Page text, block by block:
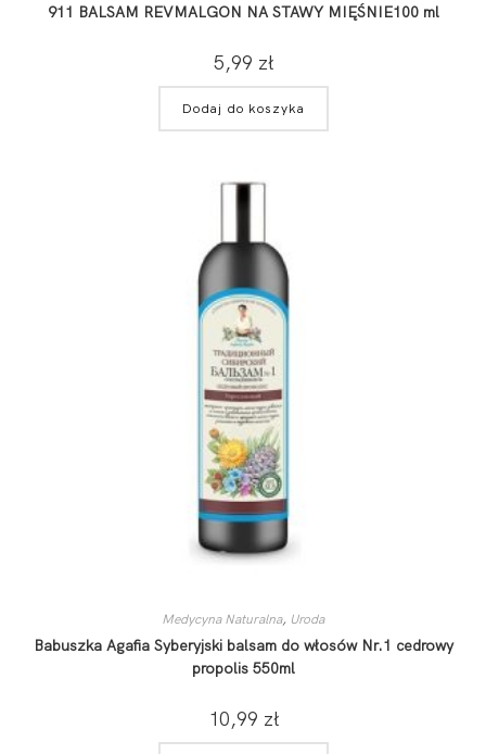
911 BALSAM REVMALGON NA STAWY MIĘŚNIE100 ml
5,99 zł
Dodaj do koszyka
Medycyna Naturalna, Uroda
Babuszka Agafia Syberyjski balsam do włosów Nr.1 cedrowy
propolis 550ml
10,99 zł